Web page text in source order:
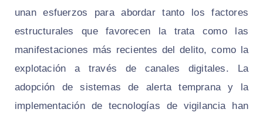
unan esfuerzos para abordar tanto los factores
estructurales que favorecen la trata como las
manifestaciones más recientes del delito, como la
explotación a través de canales digitales. La
adopción de sistemas de alerta temprana y la
implementación de tecnologías de vigilancia han